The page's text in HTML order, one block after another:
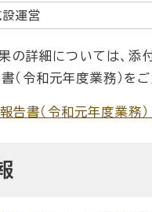
設運営
の詳細については、添
（令和元年度業務）をご
告書（令和元年度業務